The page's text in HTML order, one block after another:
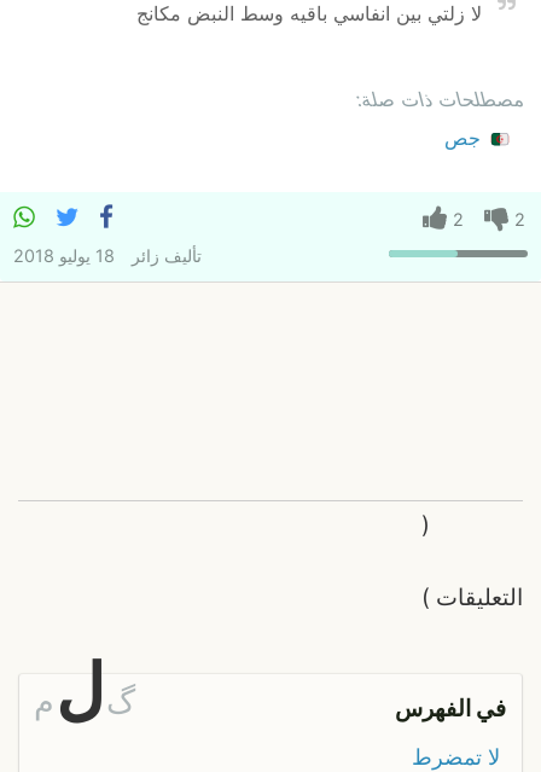
لا زلتي بين انفاسي باقيه وسط النبض مكانج
مصطلحات ذات صلة:
جص
2
2
تأليف زائر 18 يوليو 2018
التعليقات
(
)
في الفهرس گل م
ﻻ تمضرط